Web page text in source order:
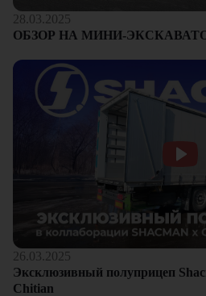
28.03.2025
ОБЗОР НА МИНИ-
26.03.2025
Эксклюзивный полуприцеп
Chitian